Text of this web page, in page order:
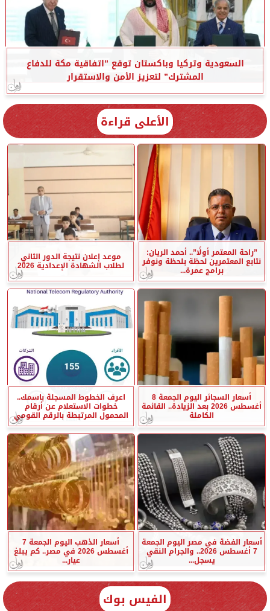
السعودية وتركيا وباكستان توقع ”اتفاقية مكة للدفاع
المشترك” لتعزيز الأمن والاستقرار
الأعلى قراءة
”راحة المعتمر أولًا”.. أحمد الريان:
نتابع المعتمرين لحظة بلحظة ونوفر
برامج عمرة...
موعد إعلان نتيجة الدور الثاني
لطلاب الشهادة الإعدادية 2026
أسعار السجائر اليوم الجمعة 8
أغسطس 2026 بعد الزيادة.. القائمة
الكاملة
اعرف الخطوط المسجلة باسمك..
خطوات الاستعلام عن أرقام
المحمول المرتبطة بالرقم القومي
أسعار الفضة في مصر اليوم الجمعة
7 أغسطس 2026.. والجرام النقي
يسجل...
أسعار الذهب اليوم الجمعة 7
أغسطس 2026 في مصر.. كم يبلغ
عيار...
الفيس بوك